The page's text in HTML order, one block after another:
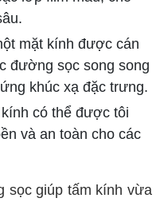
mặt kính được cán
đường sọc song song
khúc xạ đặc trưng.
kính có thể được tôi
và an toàn cho các
sọc giúp tấm kính vừa